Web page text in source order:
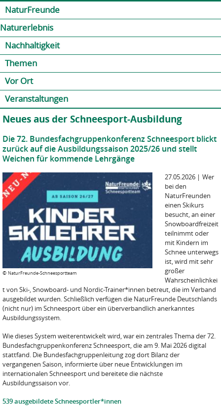
NaturFreunde
Naturerlebnis
Nachhaltigkeit
Themen
Vor Ort
Veranstaltungen
Neues aus der Schneesport-Ausbildung
Die 72. Bundesfachgruppenkonferenz Schneesport blickt
zurück auf die Ausbildungssaison 2025/26 und stellt
Weichen für kommende Lehrgänge
© NaturFreunde-Schneesportteam
27.05.2026 | Wer
bei den
NaturFreunden
einen Skikurs
besucht, an einer
Snowboardfreizeit
teilnimmt oder
mit Kindern im
Schnee unterwegs
ist, wird mit sehr
großer
Wahrscheinlichkei
t von Ski-, Snowboard- und Nordic-Trainer*innen betreut, die im Verband
ausgebildet wurden. Schließlich verfügen die NaturFreunde Deutschlands
(nicht nur) im Schneesport über ein überverbandlich anerkanntes
Ausbildungssystem.
Wie dieses System weiterentwickelt wird, war ein zentrales Thema der 72.
Bundesfachgruppenkonferenz Schneesport, die am 9. Mai 2026 digital
stattfand. Die Bundesfachgruppenleitung zog dort Bilanz der
vergangenen Saison, informierte über neue Entwicklungen im
internationalen Schneesport und bereitete die nächste
Ausbildungssaison vor.
539 ausgebildete Schneesportler*innen